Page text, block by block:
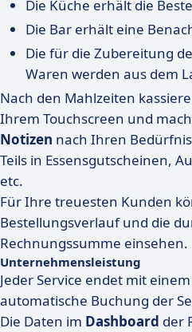
Die Küche erhält die
Die Bar erhält eine
Die für die Zubereitung
Waren werden aus dem
Nach den Mahlzeiten
Ihrem Touchscreen und
Notizen nach Ihren
Teils in Essensgutscheinen,
etc.
Für Ihre treuesten Kunden
Bestellungsverlauf und die
Rechnungssumme einsehen.
Unternehmensleistung
Jeder Service endet mit einem
automatische Buchung der
Die Daten im Dashboard der